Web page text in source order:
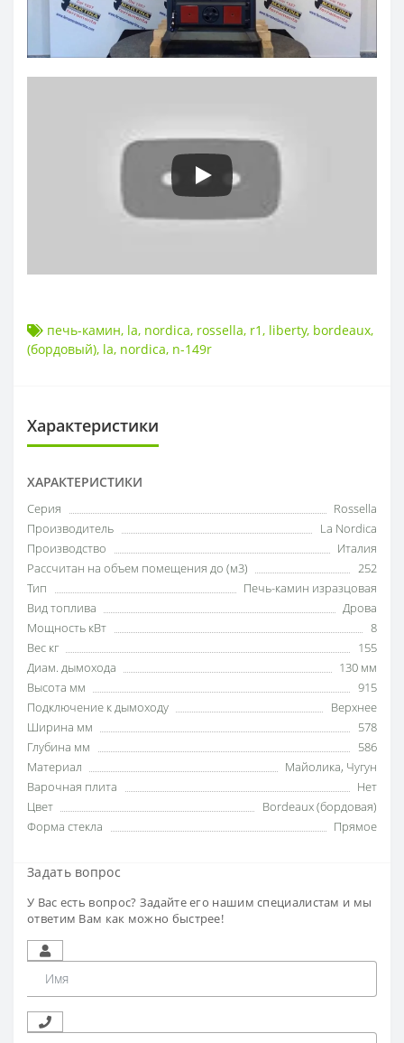
печь-камин, la, nordica, rossella, r1 , liberty, bordeaux,
(бордовый), la, nordica, n-149r
Характеристики
ХАРАКТЕРИСТИКИ
Серия
Rossella
Производитель
La Nordica
Производство
Италия
Рассчитан на объем помещения до (м3)
252
Тип
Печь-камин изразцовая
Вид топлива
Дрова
Мощность кВт
8
Вес кг
155
Диам. дымохода
130 мм
Высота мм
915
Подключение к дымоходу
Верхнее
Ширина мм
578
Глубина мм
586
Материал
Майолика, Чугун
Варочная плита
Нет
Цвет
Bordeaux (бордовая)
Форма стекла
Прямое
Задать вопрос
У Вас есть вопрос? Задайте его нашим специалистам и мы
ответим Вам как можно быстрее!